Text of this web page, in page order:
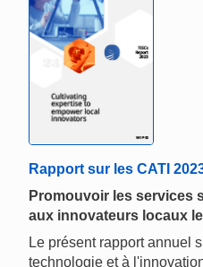
Rapport sur les CATI
Promouvoir les services
aux innovateurs locaux
Le présent rapport annuel
technologie et à